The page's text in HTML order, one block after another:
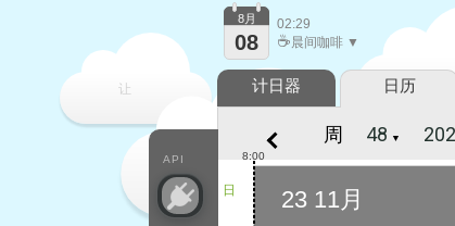
让
每一天
API
8月
08
02:29
☕晨间咖啡 ▼
计日器 日历
周 ▼
日
8:00
23 11月